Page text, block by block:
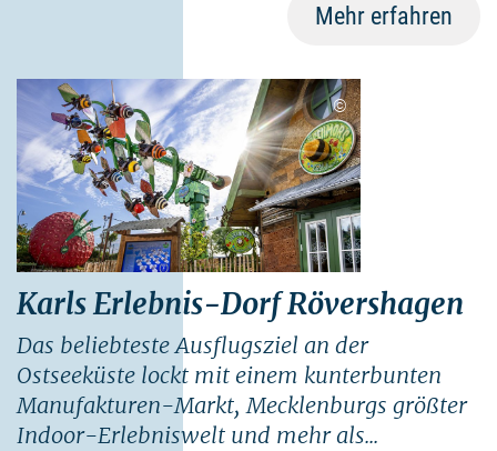
Mehr erfahren
©
Karls Erlebnis-Dorf Rövershagen
Das beliebteste Ausflugsziel an der
Ostseeküste lockt mit einem kunterbunten
Manufakturen-Markt, Mecklenburgs größter
Indoor-Erlebniswelt und mehr als...